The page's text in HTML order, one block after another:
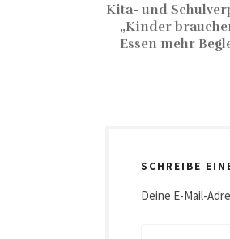
Kita- und
„Kinder
Essen mehr
SCHREIBE
Deine E-Mail-